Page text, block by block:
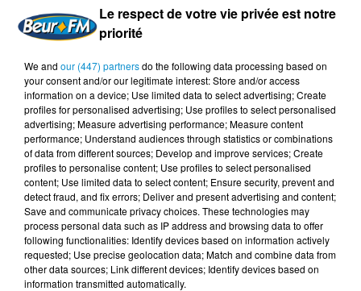
DERNIERS PODCASTS
24 juillet 2026
Les Zinformés - 24/07/26
Le respect de votre vie privée est notre
priorité
We and our (447) partnersdo the following data processing based on
your consent and/or our legitimate interest: Store and/or access
information on a device; Use limited data to select advertising; Create
profiles for personalised advertising; Use profiles to select personalised
advertising; Measure advertising performance; Measure content
performance; Understand audiences through statistics or combinations
of data from different sources; Develop and improve services; Create
profiles to personalise content; Use profiles to select personalised
content; Use limited data to select content; Ensure security, prevent and
detect fraud, and fix errors; Deliver and present advertising and content;
Save and communicate privacy choices. These technologies may
process personal data such as IP address and browsing data to offer
following functionalities: Identify devices based on information actively
requested; Use precise geolocation data; Match and combine data from
other data sources; Link different devices; Identify devices based on
information transmitted automatically.